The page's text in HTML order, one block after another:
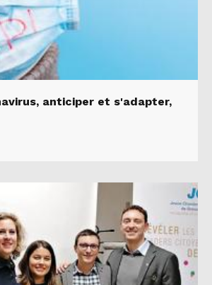
anticiper et s'adapter,